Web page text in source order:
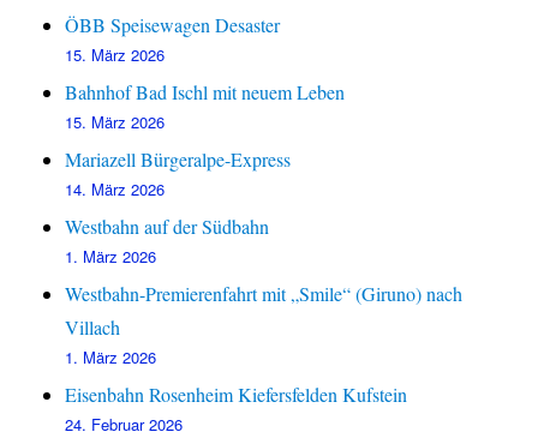
ÖBB Speisewagen Desaster
15. März 2026
Bahnhof Bad Ischl mit neuem Leben
15. März 2026
Mariazell Bürgeralpe-Express
14. März 2026
Westbahn auf der Südbahn
1. März 2026
Westbahn-Premierenfahrt mit „Smile“ (Giruno) nach
Villach
1. März 2026
Eisenbahn Rosenheim Kiefersfelden Kufstein
24. Februar 2026